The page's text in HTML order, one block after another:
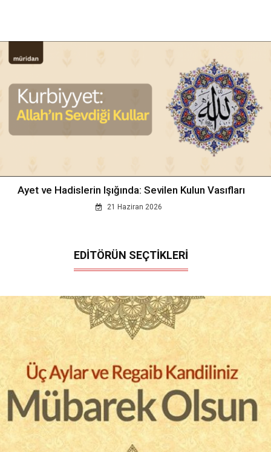
Ayet ve Hadislerin Işığında: Sevilen Kulun Vasıfları
21 Haziran 2026
EDİTÖRÜN SEÇTİKLERİ